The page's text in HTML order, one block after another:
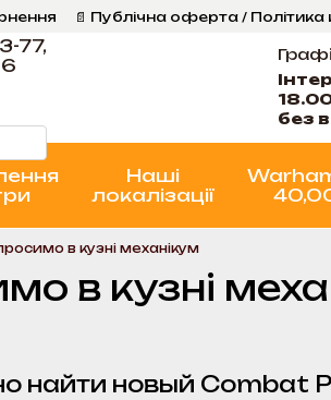
📄 Публічна оферта / Політика
77,
без
Наші
локалізації
в кузні механікум
в кузні
найти новый Combat